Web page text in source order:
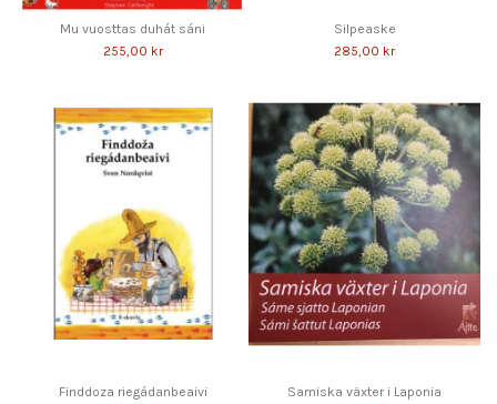
Mu vuosttas duhát sáni
255,00 kr
Silpeaske
285,00 kr
Finddoza riegádanbeaivi
Samiska växter i Laponia